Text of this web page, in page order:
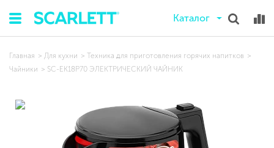
Каталог
Главная Для кухни
Техника для приготовления горячих напитков
Чайники
SC-EK18P70 ЭЛЕКТРИЧЕСКИЙ ЧАЙНИК